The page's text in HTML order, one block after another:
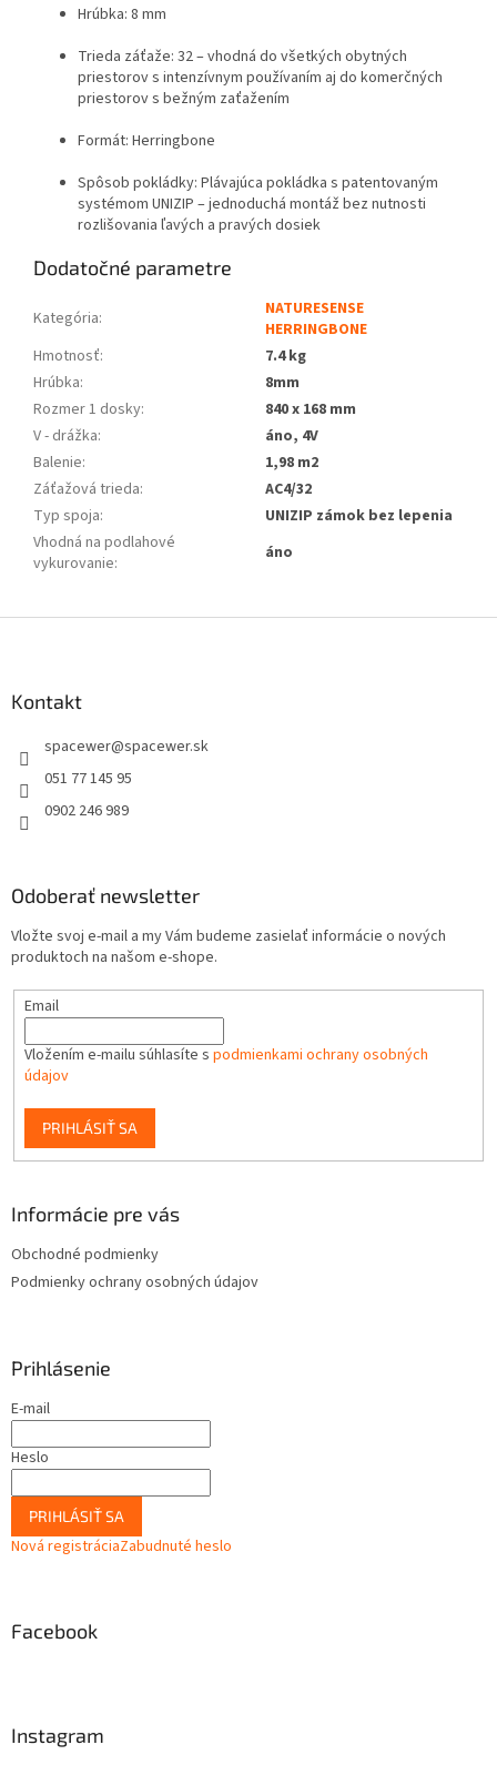
Hrúbka: 8 mm
Trieda záťaže: 32 – vhodná do všetkých obytných
priestorov s intenzívnym používaním aj do komerčných
priestorov s bežným zaťažením
Formát: Herringbone
Spôsob pokládky: Plávajúca pokládka s patentovaným
systémom UNIZIP – jednoduchá montáž bez nutnosti
rozlišovania ľavých a pravých dosiek
Dodatočné parametre
Kategória:
NATURESENSE
HERRINGBONE
Hmotnosť:
7.4 kg
Hrúbka:
8mm
Rozmer 1 dosky:
840 x 168 mm
V - drážka:
áno, 4V
Balenie:
1,98 m2
Záťažová trieda:
AC4/32
Typ spoja:
UNIZIP zámok bez lepenia
Vhodná na podlahové
vykurovanie: áno
Kontakt
spacewer@spacewer.sk
051 77 145 95
0902 246 989
Odoberať newsletter
Vložte svoj e-mail a my Vám budeme zasielať informácie o nových
produktoch na našom e-shope.
Email
Vložením e-mailu súhlasíte s podmienkami ochrany osobných
údajov
PRIHLÁSIŤ SA
Informácie pre vás
Obchodné podmienky
Podmienky ochrany osobných údajov
Prihlásenie
E-mail
Heslo
PRIHLÁSIŤ SA
Nová registráciaZabudnuté heslo
Facebook
Instagram